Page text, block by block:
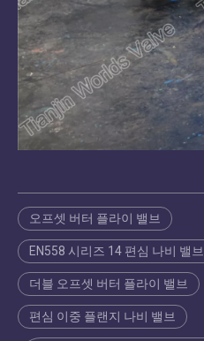
오프셋 버터 플라이 밸브
EN558 시리즈 14 편심 나비 밸브
더블 오프셋 버터 플라이 밸브
편심 이중 플랜지 나비 밸브